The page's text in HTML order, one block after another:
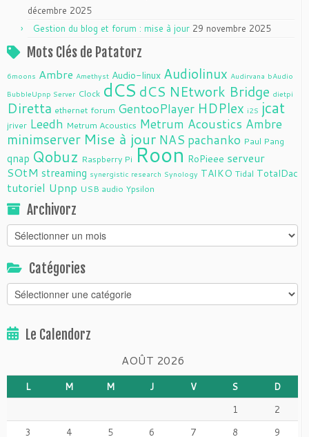
décembre 2025
Gestion du blog et forum : mise à jour 29 novembre 2025
Mots Clés de Patatorz
6moons Ambre Amethyst Audio-linux Audiolinux Audirvana bAudio
BubbleUpnp Server Clock dCS dCS NEtwork Bridge dietpi
Diretta ethernet forum GentooPlayer HDPlex i2S jcat
jriver Leedh Metrum Acoustics Metrum Acoustics Ambre
minimserver Mise à jour NAS pachanko Paul Pang
qnap Qobuz Raspberry Pi Roon RoPieee serveur
SOtM streaming synergistic research Synology TAIKO Tidal TotalDac
tutoriel Upnp USB audio Ypsilon
Archivorz
Archivorz
Catégories
Catégories
Le Calendorz
AOÛT 2026
L M M J V S
D
1
2
3
4 5 6 7 8 9